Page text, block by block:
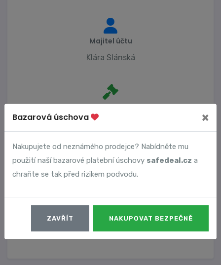
Majitel účtu
Klára Slánská
Vyhledané podvody
Číslo podvodu Datum
21140 21. 03. 2026
Bazarová úschova ×
Nakupujete od neznámého prodejce? Nabídněte mu
použití naší bazarové platební úschovy safedeal.cz a
chraňte se tak před rizikem podvodu.
ZAVŘÍT NAKUPOVAT BEZPEČNĚ